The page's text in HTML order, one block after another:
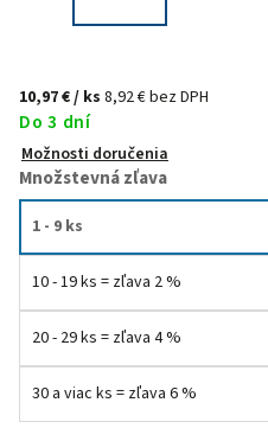
10,97 €/ ks 8,92 € bez DPH
Do 3 dní
Možnosti doručenia
Množstevná zľava
1 - 9 ks
10 - 19 ks = zľava 2 %
20 - 29 ks = zľava 4 %
30 a viac ks = zľava 6 %